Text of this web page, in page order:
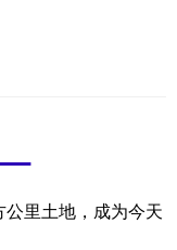
里土地，成为今天